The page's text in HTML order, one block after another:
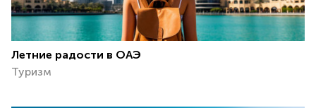
Летние радости в ОАЭ
Туризм